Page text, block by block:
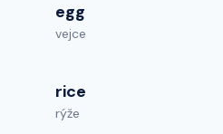
egg
vejce
rice
rýže